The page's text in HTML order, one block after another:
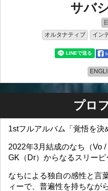
サバ
オルタナティブ
イン
プロ
1stフルアルバム「覚悟を決
2022年3月結成のなち（Vo /
GK（Dr）からなるスリーピ
なちによる独自の感性と言
ィーで、普遍性を持ちなが